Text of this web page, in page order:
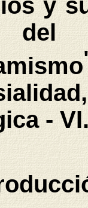
del
-